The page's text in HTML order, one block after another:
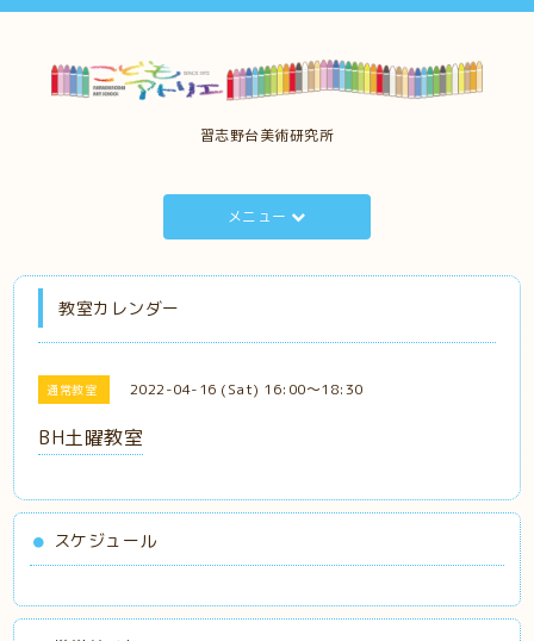
習志野台美術研究所
メニュー
教室カレンダー
通常教室 2022-04-16 (Sat) 16:00～18:30
BH土曜教室
スケジュール